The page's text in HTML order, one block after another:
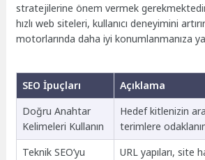
stratejilerine önem vermek
hızlı web siteleri, kullanıcı deneyimini
motorlarında daha iyi konumlanmanıza
SEO İpuçları
Açıklama
Doğru Anahtar
Kelimeleri Kullanın
Hedef kitlenizin
terimlere
Teknik SEO’yu
URL yapıları, site